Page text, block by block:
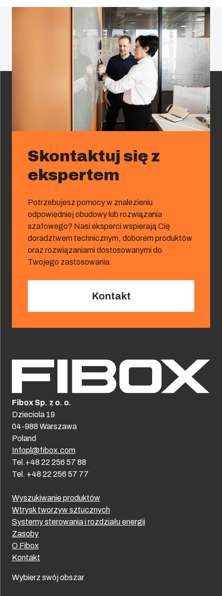
Skontaktuj się z
ekspertem
Potrzebujesz pomocy w znalezieniu
odpowiedniej obudowy lub rozwiązania
szafowego? Nasi eksperci wspierają Cię
doradztwem technicznym, doborem produktów
oraz rozwiązaniami dostosowanymi do
Twojego zastosowania.
Kontakt
Wyszukiwanie produktów
Wtrysk tworzyw sztucznych
Systemy sterowania i rozdziału energii
Zasoby
O Fibox
Kontakt
Wybierz swój obszar
Fibox Sp. z o. o.
Dzieciola 19
04-988 Warszawa
Poland
Infopl@fibox.com
Tel.+48 22 256 57 88
Tel. +48 22 256 57 77